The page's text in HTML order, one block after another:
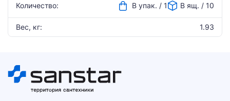
Количество: В упак. / 1 В ящ. / 10
Вес, кг: 1.93